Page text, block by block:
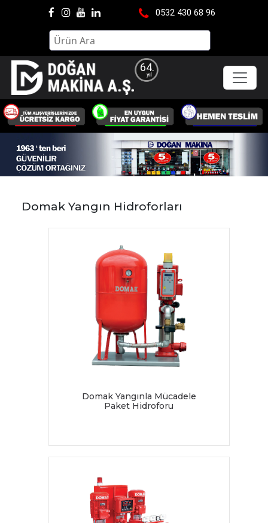
0532 430 68 96
64.
Domak Yangın Hidroforları
Domak Yangınla Mücadele
Paket Hidroforu